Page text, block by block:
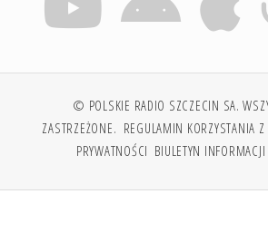
© POLSKIE RADIO SZCZECIN SA.
ZASTRZEŻONE. REGULAMIN KORZYSTANIA Z
PRYWATNOŚCI BIULETYN